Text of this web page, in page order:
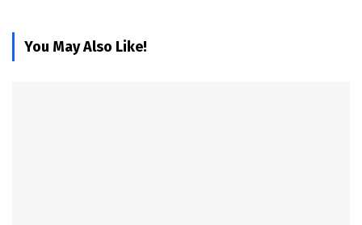
You May Also Like!